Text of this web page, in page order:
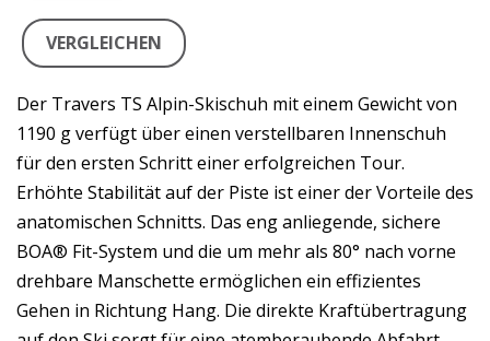
VERGLEICHEN
Der Travers TS Alpin-Skischuh mit einem Gewicht von
1190 g verfügt über einen verstellbaren Innenschuh
für den ersten Schritt einer erfolgreichen Tour.
Erhöhte Stabilität auf der Piste ist einer der Vorteile des
anatomischen Schnitts. Das eng anliegende, sichere
BOA® Fit-System und die um mehr als 80° nach vorne
drehbare Manschette ermöglichen ein effizientes
Gehen in Richtung Hang. Die direkte Kraftübertragung